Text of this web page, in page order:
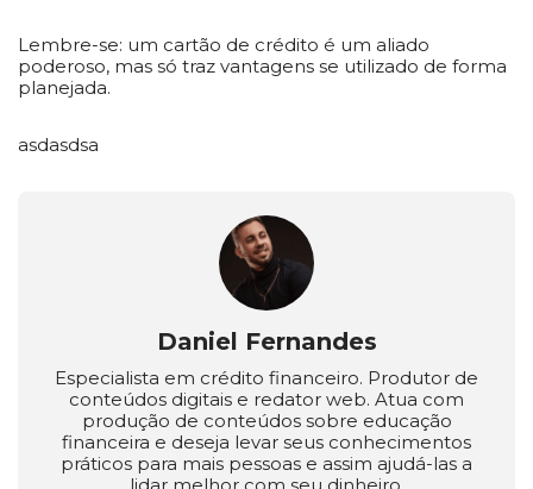
Lembre-se: um cartão de crédito é um aliado
poderoso, mas só traz vantagens se utilizado de forma
planejada.
asdasdsa
Daniel Fernandes
Especialista em crédito financeiro. Produtor de
conteúdos digitais e redator web. Atua com
produção de conteúdos sobre educação
financeira e deseja levar seus conhecimentos
práticos para mais pessoas e assim ajudá-las a